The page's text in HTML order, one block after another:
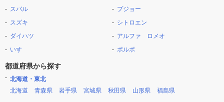
スバル
スズキ
ダイハツ
いすゞ
プジョー
シトロエン
アルファ ロメオ
ボルボ
都道府県から探す
北海道・東北
北海道
青森県 岩手県 宮城県 秋田県 山形県 福島県